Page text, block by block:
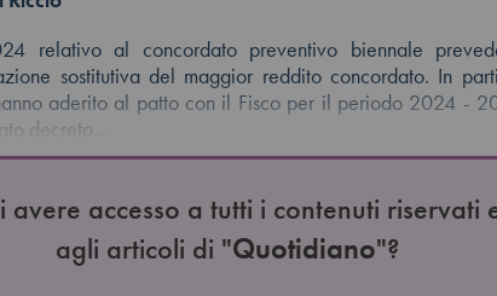
relativo al concordato preventivo biennale
sostitutiva del maggior reddito concordato. In
aderito al patto con il Fisco per il periodo 2024 -
decreto…
avere accesso a tutti i contenuti riservati
agli articoli di "Quotidiano"?